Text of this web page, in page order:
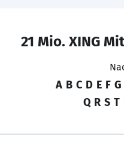
21 Mio. XING
A B C D E F G
Q R S T